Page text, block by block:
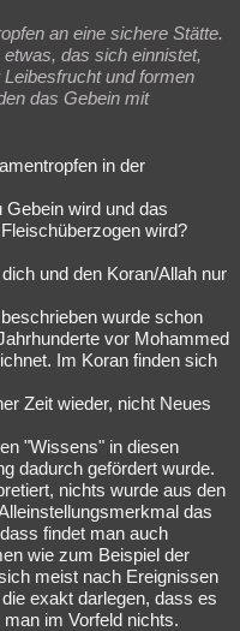
an eine sichere Stätte.
das sich einnistet,
und formen
das Gebein mit
in der
wird und das
wird?
und den Koran/Allah nur
wurde schon
vor Mohammed
Im Koran finden sich
Zeit wieder, nicht Neues
"Wissens" in diesen
dadurch gefördert wurde.
nichts wurde aus den
das
findet man auch
wie zum Beispiel der
meist nach Ereignissen
exakt darlegen, dass es
im Vorfeld nichts.